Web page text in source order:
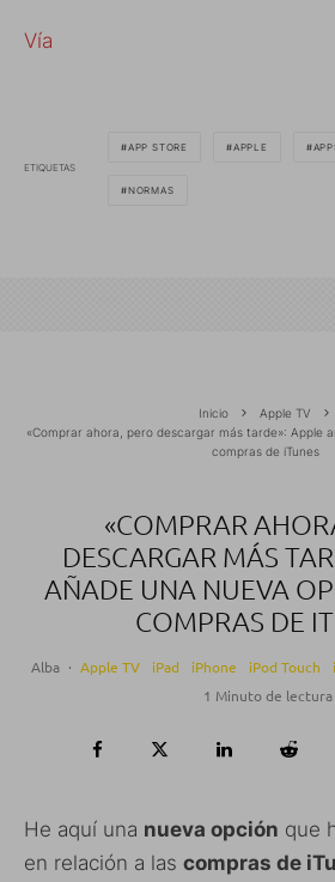
Vía
ETIQUETAS
APP STORE APPLE
NORMAS
Inicio
Apple TV
«Comprar ahora, pero descargar más tarde»: Apple
compras de iTunes
«COMPRAR
DESCARGAR MÁS
AÑADE UNA NUEVA
COMPRAS DE
Alba · Apple TV iPad iPhone iPod Touch
1 Minuto de lectura
He aquí una nueva opción que
en relación a las compras de